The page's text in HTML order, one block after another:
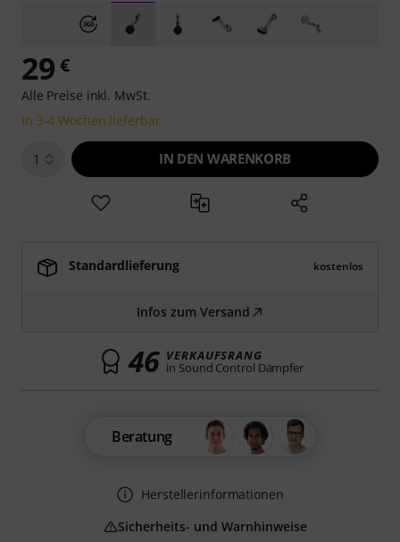
29 €
Alle Preise inkl. MwSt.
In 3-4 Wochen lieferbar
1 IN DEN WARENKORB
Standardlieferung kostenlos
Infos zum Versand
46 VERKAUFSRANG
in Sound Control Dämpfer
Beratung
Herstellerinformationen
Sicherheits- und Warnhinweise